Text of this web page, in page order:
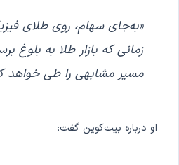
«به‌جای سهام، روی طلای
زمانی که بازار طلا به بلوغ
مسیر مشابهی را طی خواهد
او درباره بیت‌کوین گفت: